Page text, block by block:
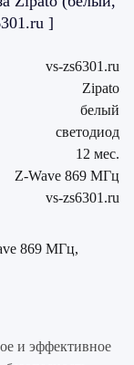
]
vs-zs6301.ru
Zipato
белый
светодиод
12 мес.
Z-Wave 869 МГц
vs-zs6301.ru
869 МГц,
и эффективное